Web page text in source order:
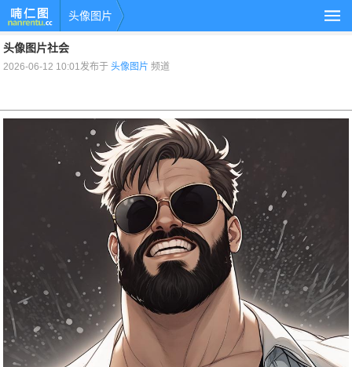
头像图片
头像图片社会
2026-06-12 10:01发布于头像图片 频道